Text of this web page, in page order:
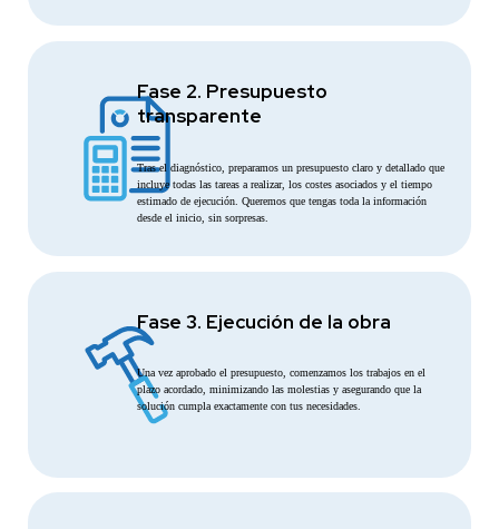
Fase 2. Presupuesto
transparente
Tras el diagnóstico, preparamos un presupuesto claro y detallado que
incluye todas las tareas a realizar, los costes asociados y el tiempo
estimado de ejecución. Queremos que tengas toda la información
desde el inicio, sin sorpresas.
Fase 3. Ejecución de la obra
Una vez aprobado el presupuesto, comenzamos los trabajos en el
plazo acordado, minimizando las molestias y asegurando que la
solución cumpla exactamente con tus necesidades.